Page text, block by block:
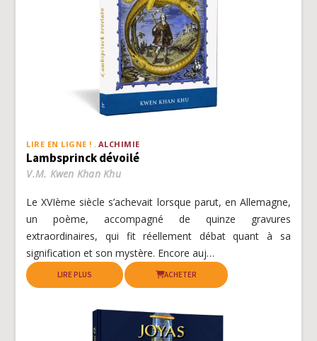
LIRE EN LIGNE ! ALCHIMIE
Lambsprinck dévoilé
V.M. Kwen Khan Khu
Le XVIème siècle s’achevait lorsque parut, en Allemagne,
un poème, accompagné de quinze gravures
extraordinaires, qui fit réellement débat quant à sa
signification et son mystère. Encore auj…
LIRE PLUS ACHETER